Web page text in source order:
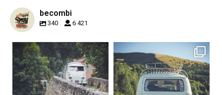
becombi
340 6 421
becombi